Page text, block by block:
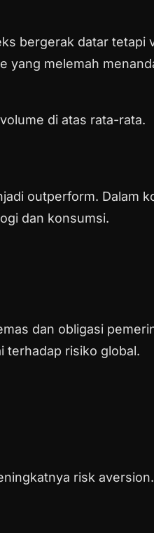
bergerak datar
melemah
di atas rata-rata.
outperform. Dalam
dan konsumsi.
dan obligasi
terhadap risiko global.
risk